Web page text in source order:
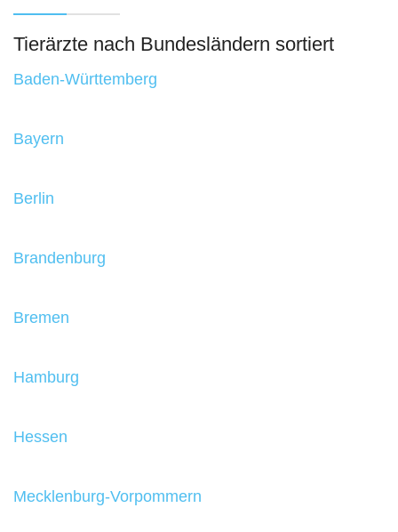
Tierärzte nach Bundesländern sortiert
Baden-Württemberg
Bayern
Berlin
Brandenburg
Bremen
Hamburg
Hessen
Mecklenburg-Vorpommern